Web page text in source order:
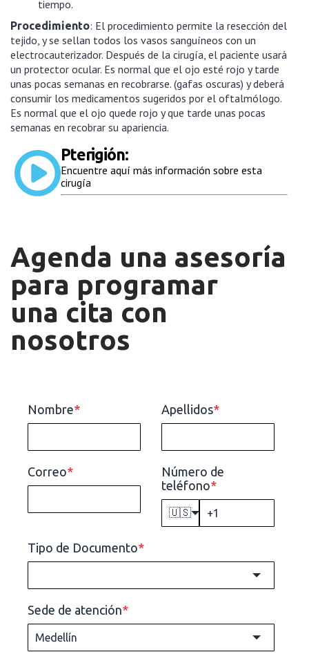
tiempo.
Procedimiento: El procedimiento permite la resección del
tejido, y se sellan todos los vasos sanguíneos con un
electrocauterizador. Después de la cirugía, el paciente usará
un protector ocular. Es normal que el ojo esté rojo y tarde
unas pocas semanas en recobrarse. (gafas oscuras) y deberá
consumir los medicamentos sugeridos por el oftalmólogo.
Es normal que el ojo quede rojo y que tarde unas pocas
semanas en recobrar su apariencia.
Pterigión:
Encuentre aquí más información sobre esta
cirugía
Agenda una asesoría
para programar
una cita con
nosotros
Nombre* Apellidos*
Correo*
Número de
teléfono*
🇺🇸
Tipo de Documento*
Sede de atención*